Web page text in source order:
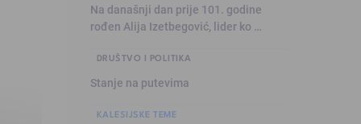
Na današnji dan prije 101. godine
rođen Alija Izetbegović, lider ko …
DRUŠTVO I POLITIKA
Stanje na putevima
KALESIJSKE TEME